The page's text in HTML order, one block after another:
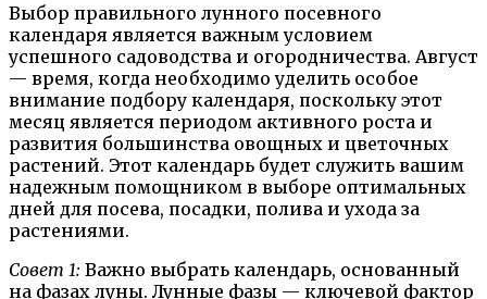
Выбор правильного лунного посевного
календаря является важным условием
успешного садоводства и огородничества. Август
— время, когда необходимо уделить особое
внимание подбору календаря, поскольку этот
месяц является периодом активного роста и
развития большинства овощных и цветочных
растений. Этот календарь будет служить вашим
надежным помощником в выборе оптимальных
дней для посева, посадки, полива и ухода за
растениями.
Совет 1: Важно выбрать календарь, основанный
на фазах луны. Лунные фазы — ключевой фактор